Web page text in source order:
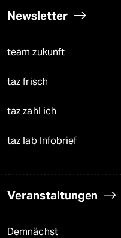
Newsletter
team zukunft
taz frisch
taz zahl ich
taz lab Infobrief
Veranstaltungen
Demnächst